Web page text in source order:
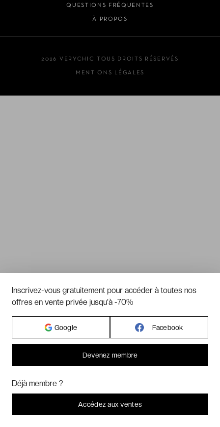
QUESTIONS FRÉQUENTES
À PROPOS
2026 VERYCHIC TOUS DROITS RÉSERVÉS
MENTIONS LÉGALES
Inscrivez-vous gratuitement pour accéder à toutes nos
offres en vente privée jusqu'à -70%
Google Facebook
Devenez membre
Déjà membre ?
Accédez aux ventes
Marketing? Vous pouvez toujours modifier ou retirer votre
Je refuse C'est bon.